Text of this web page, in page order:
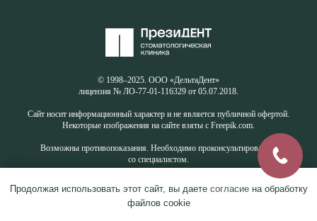
Продолжая использовать этот сайт, вы даете согласиена обработку
файлов cookie
© 1998–2025. ООО «ДельтаДент»
лицензия № ЛО-77-01-116329 от 05.07.2018.
Сайт носит информационный характер и не является публичной офертой.
Некоторые изображения на сайте взяты с Freepik.com.
Возможны противопоказания. Необходимо проконсультироваться
со специалистом.